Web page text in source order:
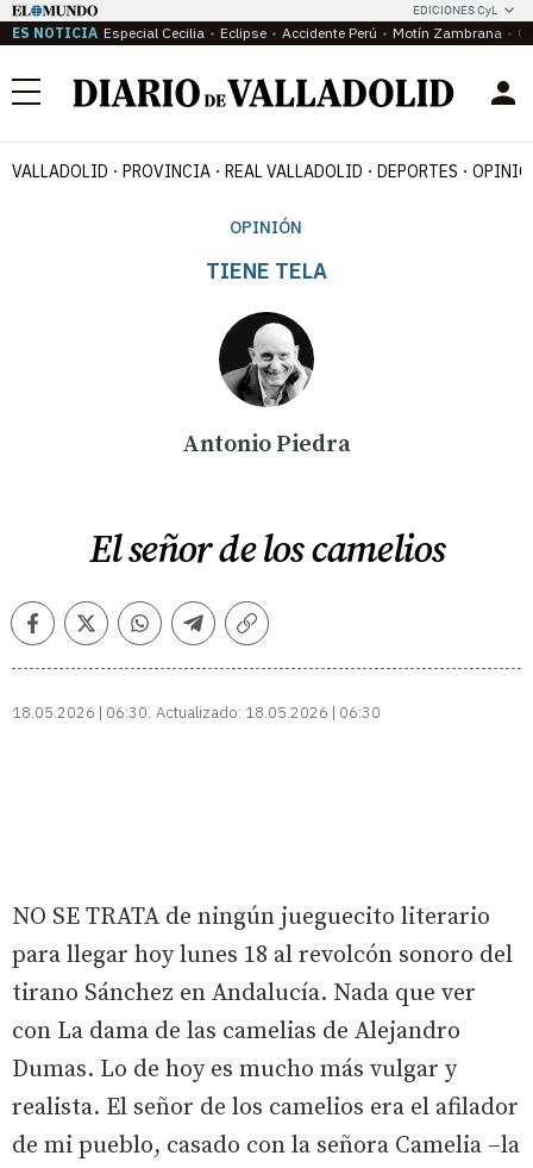
EDICIONES CyL
ES NOTICIA Especial Cecilia Eclipse Accidente Perú Motín Zambrana
Menú
VALLADOLID PROVINCIA REAL VALLADOLID DEPORTES
OPINIÓN
TIENE TELA
Antonio Piedra
El señor de los camelios
FacebookTwitterWhatsappTelegramCopiar
18.05.2026 | 06:30 Actualizado: 18.05.2026 | 06:30
NO SE TRATA de ningún jueguecito literario
para llegar hoy lunes 18 al revolcón sonoro del
tirano Sánchez en Andalucía. Nada que ver
con La dama de las camelias de Alejandro
Dumas. Lo de hoy es mucho más vulgar y
realista. El señor de los camelios era el afilador
de mi pueblo, casado con la señora Camelia –la